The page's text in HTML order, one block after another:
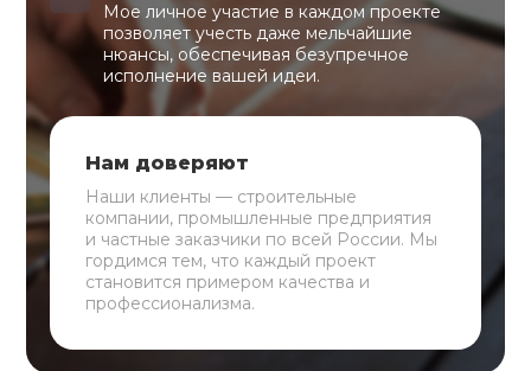
Мое личное участие в каждом проекте
позволяет учесть даже мельчайшие
нюансы, обеспечивая безупречное
исполнение вашей идеи.
Нам доверяют
Наши клиенты — строительные
компании, промышленные предприятия
и частные заказчики по всей России. Мы
гордимся тем, что каждый проект
становится примером качества и
профессионализма.